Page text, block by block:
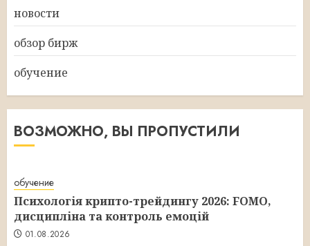
новости
обзор бирж
обучение
ВОЗМОЖНО, ВЫ ПРОПУСТИЛИ
обучение
Психологія крипто-трейдингу 2026: FOMO,
дисципліна та контроль емоцій
01.08.2026